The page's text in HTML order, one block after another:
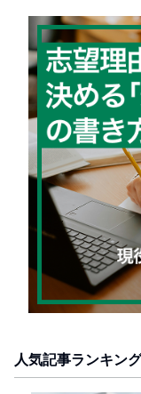
人気記事ランキング